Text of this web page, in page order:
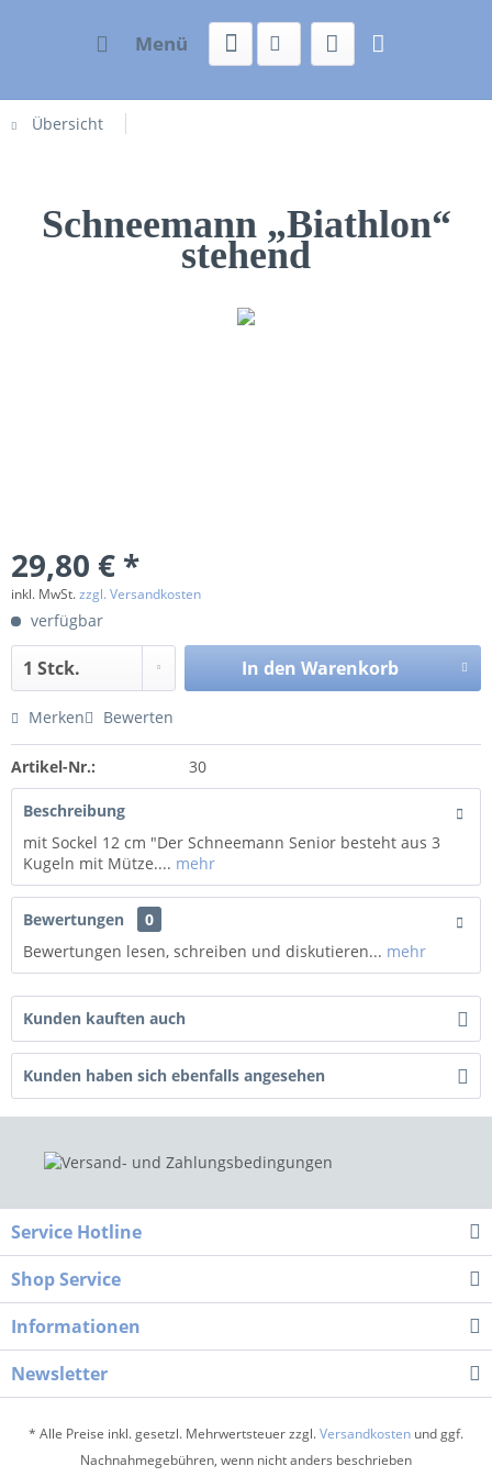
Menü
Übersicht
Schneemann „Biathlon“
stehend
29,80 € *
inkl. MwSt.zzgl. Versandkosten
verfügbar
In den Warenkorb
Merken Bewerten
Artikel-Nr.: 30
Beschreibung
mit Sockel 12 cm "Der Schneemann Senior besteht aus 3
Kugeln mit Mütze.... mehr
Bewertungen
0
Bewertungen lesen, schreiben und diskutieren... mehr
Kunden kauften auch
Kunden haben sich ebenfalls angesehen
Service Hotline
Shop Service
Informationen
Newsletter
* Alle Preise inkl. gesetzl. Mehrwertsteuer zzgl.Versandkosten und ggf.
Nachnahmegebühren, wenn nicht anders beschrieben